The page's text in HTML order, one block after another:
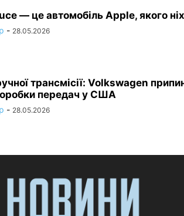
— це автомобіль Apple, якого
- 28.05.2026
трансмісії: Volkswagen
передач у США
- 28.05.2026